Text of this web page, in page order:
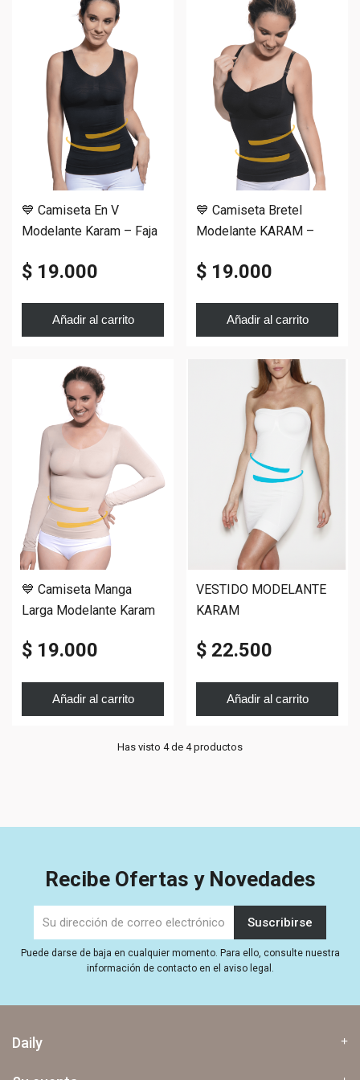
💙 Camiseta En V
Modelante Karam – Faja
$ 19.000
Añadir al carrito
💙 Camiseta Bretel
Modelante KARAM –
$ 19.000
Añadir al carrito
💙 Camiseta Manga
Larga Modelante Karam
$ 19.000
Añadir al carrito
VESTIDO MODELANTE
KARAM
$ 22.500
Añadir al carrito
Has visto 4 de 4 productos
Recibe Ofertas y Novedades
Puede darse de baja en cualquier momento. Para ello, consulte nuestra
información de contacto en el aviso legal.
Daily